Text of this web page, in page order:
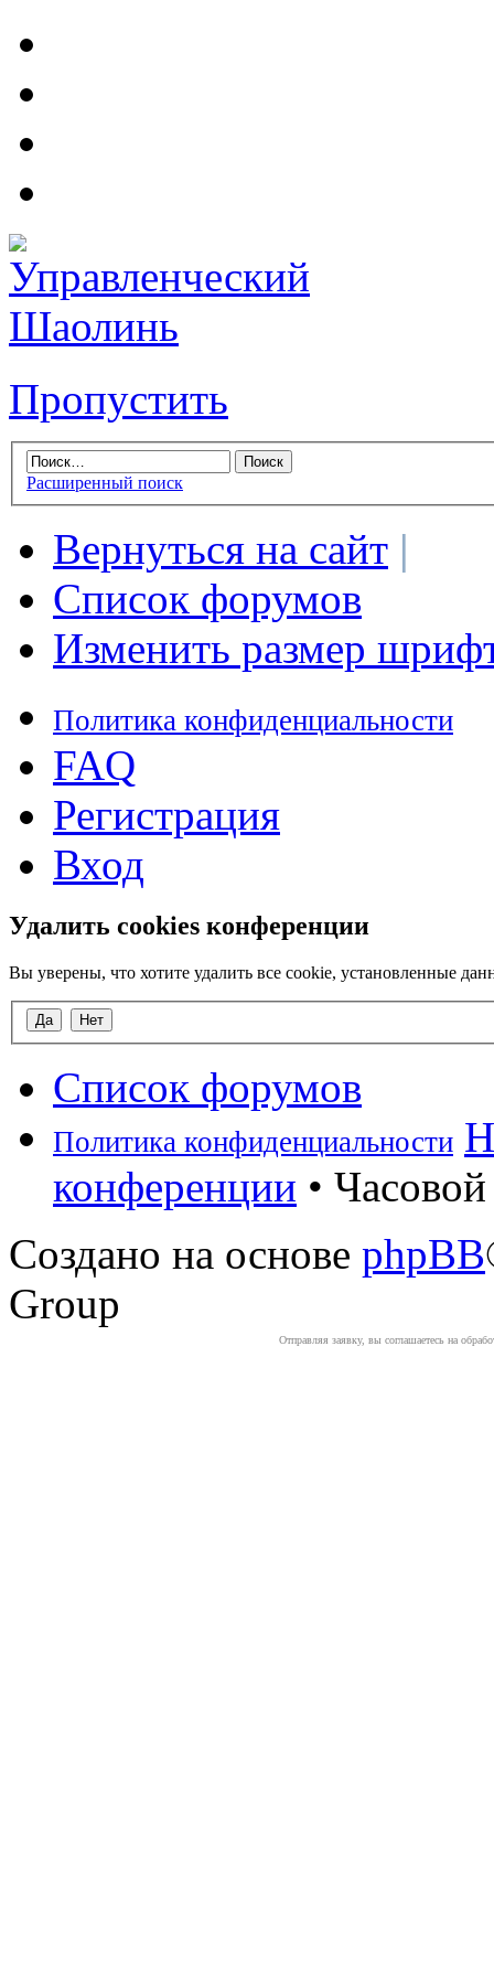
Пропустить
Расширенный поиск
Вернуться на сайт |
Список форумов
Изменить размер
Политика конфиденциальности
FAQ
Регистрация
Вход
Удалить cookies конференции
Вы уверены, что хотите удалить все cookie, установленные
Список форумов
Политика конфиденциальности
конференции •
Создано на основе phpBB
Group
Отправляя заявку, вы соглашаетесь на